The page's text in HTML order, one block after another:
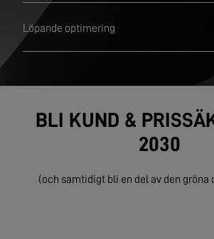
Löpande optimering
BLI KUND &
2030
(och samtidigt bli en del av den gröna